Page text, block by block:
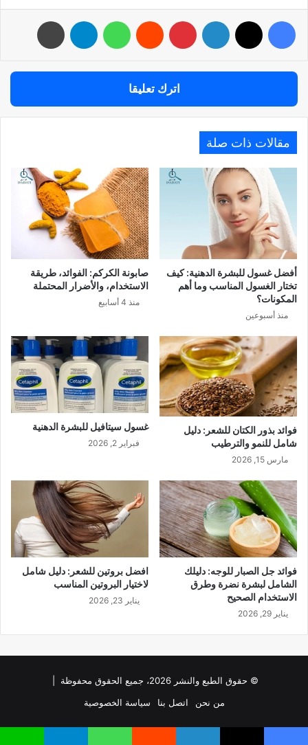
فيسبوك لينكدإن بينتيريست واتساب تيلقرام
اترك تعليقا
مقالات ذات صلة
أفضل غسول للبشرة الدهنية: كيف
تختار الغسول المناسب وما أهم
المكونات؟
منذ أسبوعين
صابونة الكركم: الفوائد، طريقة
الاستخدام، والأضرار المحتملة
منذ 4 أسابيع
فوائد بذور الكتان للشعر: دليل
شامل للنمو والترطيب
مارس 15, 2026
غسول سيتافيل للبشرة الدهنية​
فبراير 2, 2026
فوائد جل الصبار للوجه: دليلك
الشامل لبشرة نضرة وطرق
الاستخدام الصحيح
يناير 29, 2026
افضل بروتين للشعر: دليل شامل
لاختيار البروتين المناسب
يناير 23, 2026
© حقوق الطبع والنشر 2026، جميع الحقوق محفوظة |
من نحن
اتصل بنا سياسة الخصوصية